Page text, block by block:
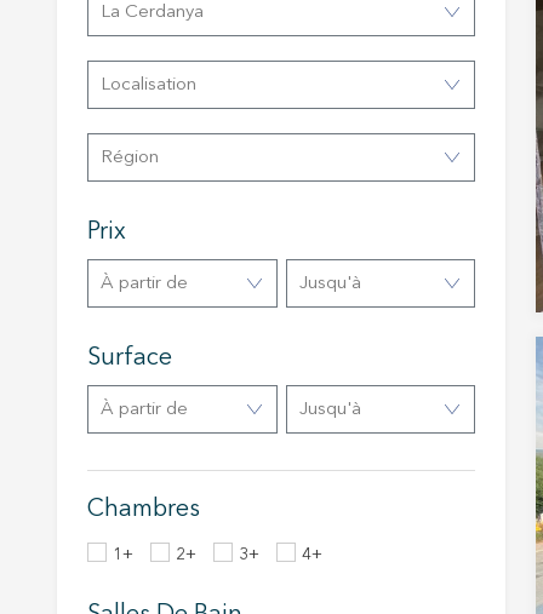
La Cerdanya
Localisation
Région
Prix
à partir de Jusqu'à
Surface
à partir de Jusqu'à
Chambres
1+ 2+ 3+ 4+
Ce
telle
Ils
Web
Ces
site